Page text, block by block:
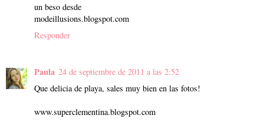
un beso desde
modeillusions.blogspot.com
Responder
Paula 24 de septiembre de 2011 a las 2:52
Que delicia de playa, sales muy bien en las fotos!
www.superclementina.blogspot.com